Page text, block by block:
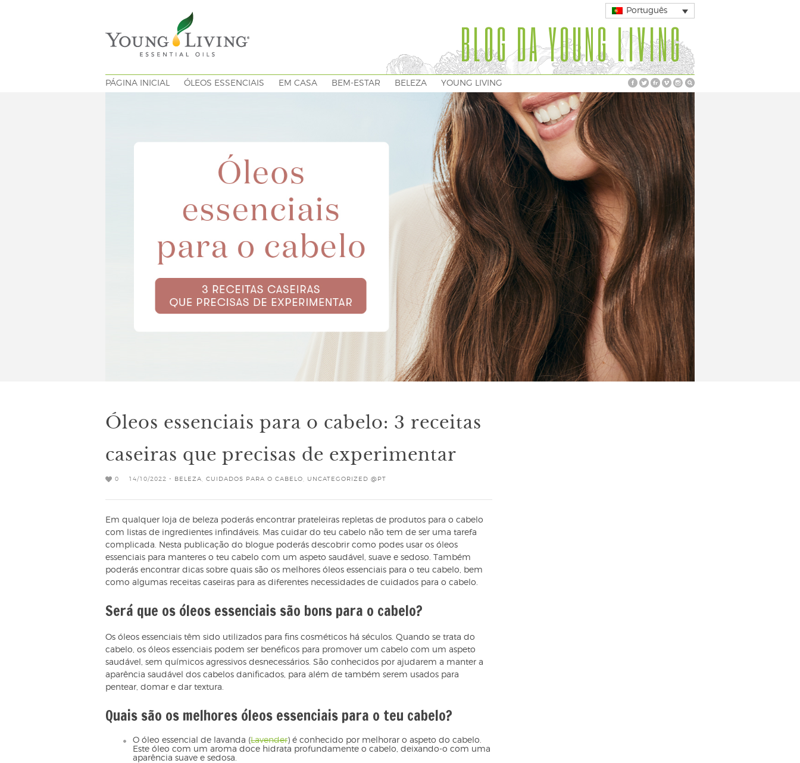
Português
BLOG DA YOUNG LIVING
PÁGINA INICIAL ÓLEOS ESSENCIAIS EM CASA BEM-ESTAR BELEZA YOUNG LIVING
Óleos essenciais para o cabelo: 3 receitas
caseiras que precisas de experimentar
0 14/10/2022 - BELEZA CUIDADOS PARA O CABELO UNCATEGORIZED @PT
Em qualquer loja de beleza poderás encontrar prateleiras repletas de produtos para o cabelo
com listas de ingredientes infindáveis. Mas cuidar do teu cabelo não tem de ser uma tarefa
complicada. Nesta publicação do blogue poderás descobrir como podes usar os óleos
essenciais para manteres o teu cabelo com um aspeto saudável, suave e sedoso. Também
poderás encontrar dicas sobre quais são os melhores óleos essenciais para o teu cabelo, bem
como algumas receitas caseiras para as diferentes necessidades de cuidados para o cabelo.
Será que os óleos essenciais são bons para o cabelo?
Os óleos essenciais têm sido utilizados para fins cosméticos há séculos. Quando se trata do
cabelo, os óleos essenciais podem ser benéficos para promover um cabelo com um aspeto
saudável, sem químicos agressivos desnecessários. São conhecidos por ajudarem a manter a
aparência saudável dos cabelos danificados, para além de também serem usados para
pentear, domar e dar textura.
Quais são os melhores óleos essenciais para o teu cabelo?
O óleo essencial de lavanda (Lavender) é conhecido por melhorar o aspeto do cabelo.
Este óleo com um aroma doce hidrata profundamente o cabelo, deixando-o com uma
aparência suave e sedosa.